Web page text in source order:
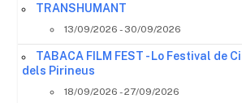
TRANSHUMANT
13/09/2026 - 30/09/2026
TABACA FILM FEST - Lo Festival de
dels Pirineus
18/09/2026 - 27/09/2026